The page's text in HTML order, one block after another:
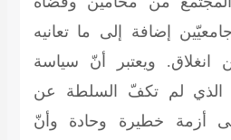
إضافة إلى ما تعانيه
انغلاق. ويعتبر أنّ سياسة
الذي لم تكفّ السلطة عن
إلى أزمة خطيرة وحادة وأنّ